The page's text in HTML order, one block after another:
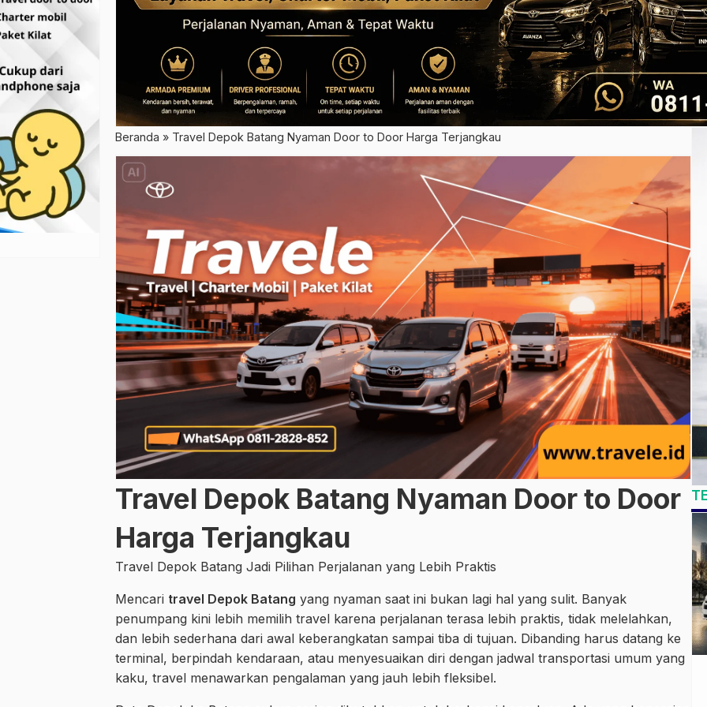
Beranda » Travel Depok Batang Nyaman Door to Door Harga Terjangkau
Travel Depok Batang Nyaman Door to Door
Harga Terjangkau
Travel Depok Batang Jadi Pilihan Perjalanan yang Lebih Praktis
Mencari travel Depok Batang yang nyaman saat ini bukan lagi hal yang sulit. Banyak
penumpang kini lebih memilih travel karena perjalanan terasa lebih praktis, tidak melelahkan,
dan lebih sederhana dari awal keberangkatan sampai tiba di tujuan. Dibanding harus datang ke
terminal, berpindah kendaraan, atau menyesuaikan diri dengan jadwal transportasi umum yang
kaku, travel menawarkan pengalaman yang jauh lebih fleksibel.